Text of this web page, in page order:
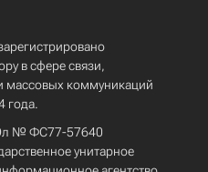
в сфере связи,
массовых коммуникаций
года.
Эл № ФС77-57640
унитарное